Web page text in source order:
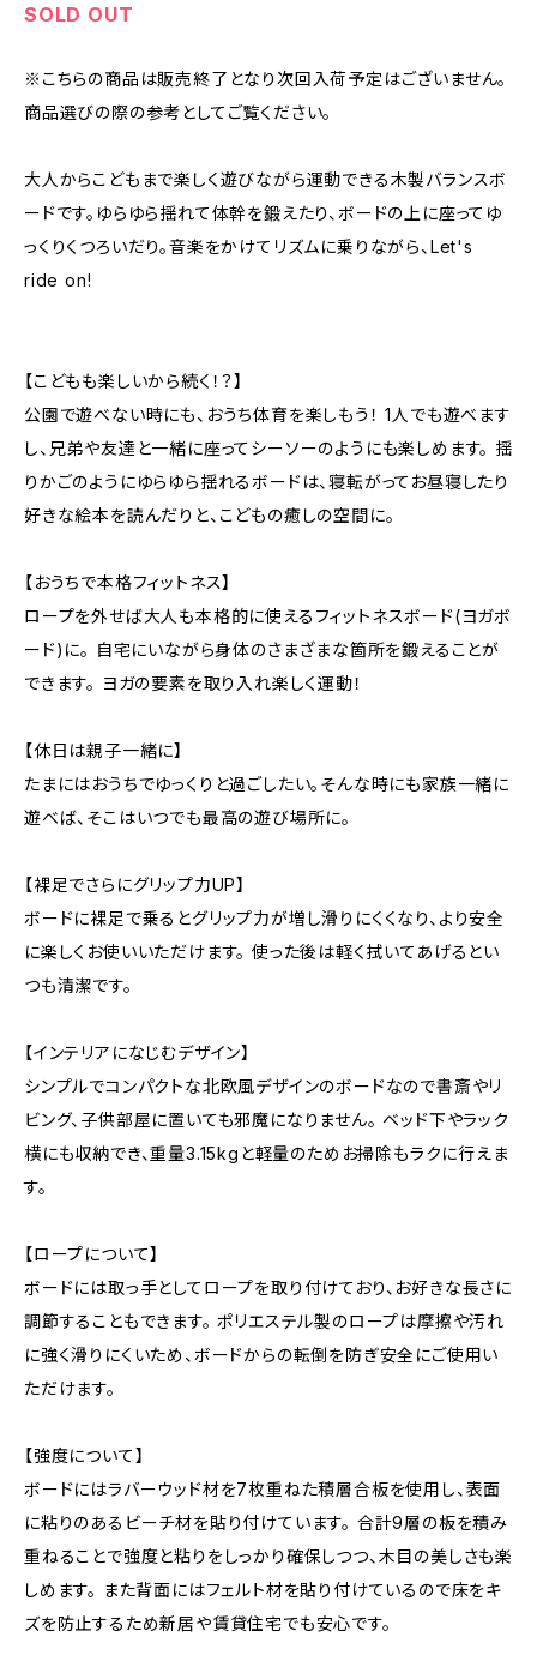
SOLD OUT
※こちらの商品は販売終了となり次回入荷予定はございません。
商品選びの際の参考としてご覧ください。
大人からこどもまで楽しく遊びながら運動できる木製バランスボ
ードです。ゆらゆら揺れて体幹を鍛えたり、ボードの上に座ってゆ
っくりくつろいだり。音楽をかけてリズムに乗りながら、Let's
ride on!
【こどもも楽しいから続く！？】
公園で遊べない時にも、おうち体育を楽しもう！ 1人でも遊べます
し、兄弟や友達と一緒に座ってシーソーのようにも楽しめます。 揺
りかごのようにゆらゆら揺れるボードは、寝転がってお昼寝したり
好きな絵本を読んだりと、こどもの癒しの空間に。
【おうちで本格フィットネス】
ロープを外せば大人も本格的に使えるフィットネスボード(ヨガボ
ード)に。 自宅にいながら身体のさまざまな箇所を鍛えることが
できます。 ヨガの要素を取り入れ楽しく運動！
【休日は親子一緒に】
たまにはおうちでゆっくりと過ごしたい。そんな時にも家族一緒に
遊べば、そこはいつでも最高の遊び場所に。
【裸足でさらにグリップ力UP】
ボードに裸足で乗るとグリップ力が増し滑りにくくなり、より安全
に楽しくお使いいただけます。 使った後は軽く拭いてあげるとい
つも清潔です。
【インテリアになじむデザイン】
シンプルでコンパクトな北欧風デザインのボードなので書斎やリ
ビング、子供部屋に置いても邪魔になりません。 ベッド下やラック
横にも収納でき、重量3.15kgと軽量のためお掃除もラクに行えま
す。
【ロープについて】
ボードには取っ手としてロープを取り付けており、お好きな長さに
調節することもできます。 ポリエステル製のロープは摩擦や汚れ
に強く滑りにくいため、ボードからの転倒を防ぎ安全にご使用い
ただけます。
【強度について】
ボードにはラバーウッド材を7枚重ねた積層合板を使用し、表面
に粘りのあるビーチ材を貼り付けています。 合計9層の板を積み
重ねることで強度と粘りをしっかり確保しつつ、木目の美しさも楽
しめます。 また背面にはフェルト材を貼り付けているので床をキ
ズを防止するため新居や賃貸住宅でも安心です。